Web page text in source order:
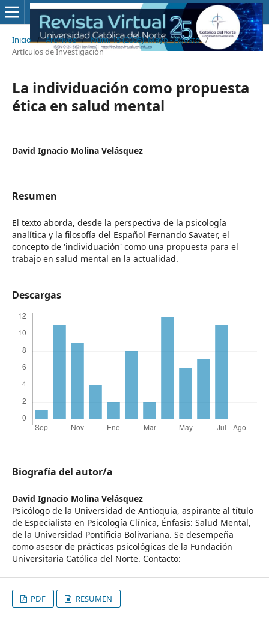
Inicio / Archivos / Núm. 15 (2005): Mayo - Agosto /
Artículos de Investigación
La individuación como propuesta
ética en salud mental
David Ignacio Molina Velásquez
Resumen
El texto aborda, desde la perspectiva de la psicología
analítica y la filosofía del Español Fernando Savater, el
concepto de 'individuación' como una propuesta para el
trabajo en salud mental en la actualidad.
Descargas
Biografía del autor/a
David Ignacio Molina Velásquez
Psicólogo de la Universidad de Antioquia, aspirante al título
de Especialista en Psicología Clínica, Énfasis: Salud Mental,
de la Universidad Pontificia Bolivariana. Se desempeña
como asesor de prácticas psicológicas de la Fundación
Universitaria Católica del Norte. Contacto:
PDF RESUMEN